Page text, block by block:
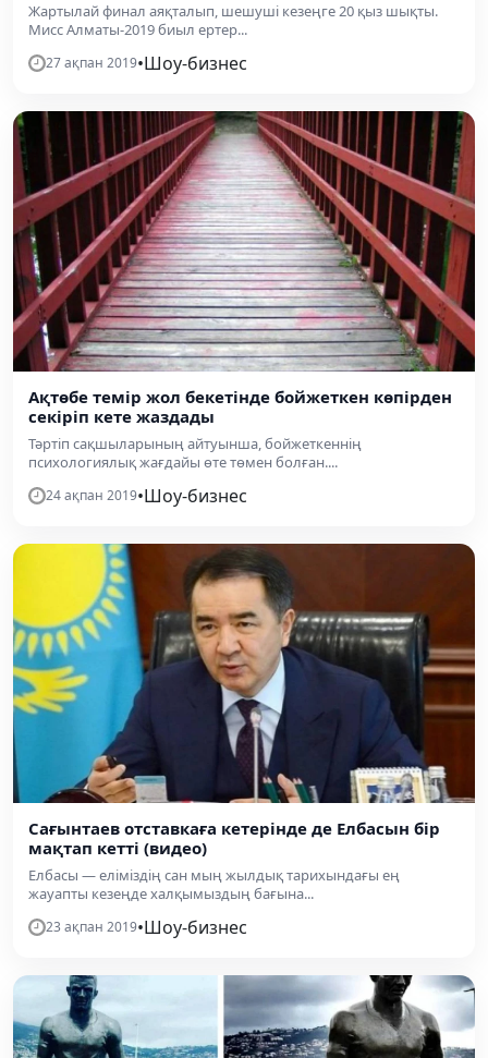
Жартылай финал аяқталып, шешуші кезеңге 20 қыз шықты.
Мисс Алматы-2019 биыл ертер...
27 ақпан 2019•Шоу-бизнес
Ақтөбе темір жол бекетінде бойжеткен көпірден
секіріп кете жаздады
Тәртіп сақшыларының айтуынша, бойжеткеннің
психологиялық жағдайы өте төмен болған....
24 ақпан 2019•Шоу-бизнес
Сағынтаев отставкаға кетерінде де Елбасын бір
мақтап кетті (видео)
Елбасы — еліміздің сан мың жылдық тарихындағы ең
жауапты кезеңде халқымыздың бағына...
23 ақпан 2019•Шоу-бизнес